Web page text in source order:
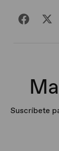
Suscríbete